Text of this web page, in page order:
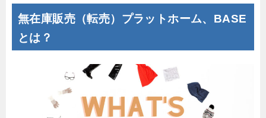
無在庫販売（転売）プラットホーム、BASE
とは？